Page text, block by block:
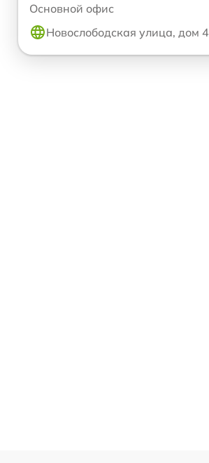
Основной офис
Новослободская улица, дом 4